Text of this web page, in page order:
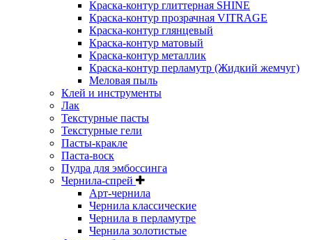
Краска-контур глиттерная SHINE
Краска-контур прозрачная VITRAGE
Краска-контур глянцевый
Краска-контур матовый
Краска-контур металлик
Краска-контур перламутр (Жидкий жемчуг)
Меловая пыль
Клей и инструменты
Лак
Текстурные пасты
Текстурные гели
Пасты-кракле
Паста-воск
Пудра для эмбоссинга
Чернила-спрей
Арт-чернила
Чернила классические
Чернила в перламутре
Чернила золотистые